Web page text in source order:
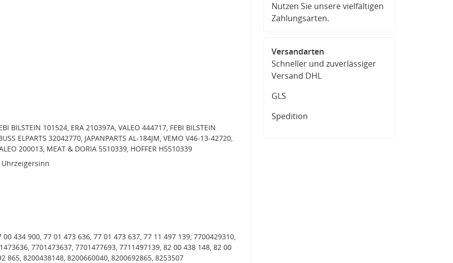
BILSTEIN 101524, ERA 210397A, VALEO 444717, FEBI BILSTEIN
ELPARTS 32042770, JAPANPARTS AL-184JM, VEMO V46-13-42720,
200013, MEAT & DORIA 5510339, HOFFER H5510339
00 434 900, 77 01 473 636, 77 01 473 637, 77 11 497 139, 7700429310,
7701473637, 7701477693, 7711497139, 82 00 438 148, 82 00
865, 8200438148, 8200660040, 8200692865, 8253507
Nutzen Sie unsere vielfältigen
Zahlungsarten.
Versandarten
Schneller und zuverlässiger
Versand DHL
GLS
Spedition